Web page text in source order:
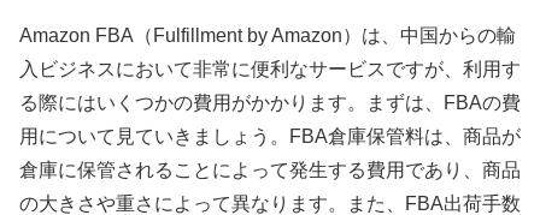
Amazon FBA（Fulfillment by Amazon）は、中国からの輸
入ビジネスにおいて非常に便利なサービスですが、利用す
る際にはいくつかの費用がかかります。まずは、FBAの費
用について見ていきましょう。FBA倉庫保管料は、商品が
倉庫に保管されることによって発生する費用であり、商品
の大きさや重さによって異なります。また、FBA出荷手数